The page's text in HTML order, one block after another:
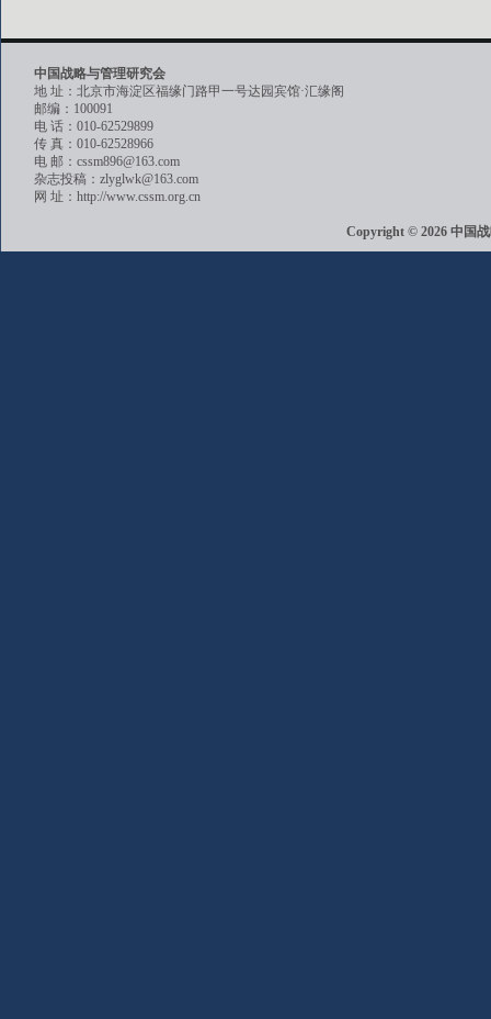
中国战略与管理研究会
地 址：北京市海淀区福缘门路甲一号达园宾馆·汇缘阁
邮编：100091
电 话：010-62529899
传 真：010-62528966
电 邮：cssm896@163.com
杂志投稿：zlyglwk@163.com
网 址：http://www.cssm.org.cn
Copyright © 2026 中国